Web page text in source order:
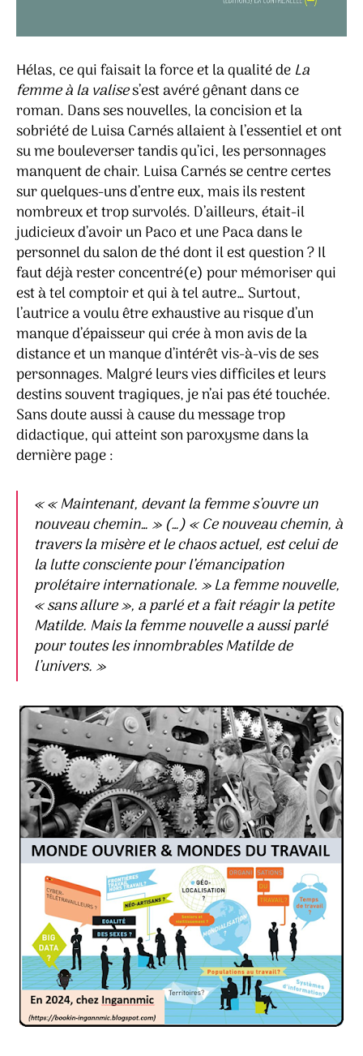
Hélas, ce qui faisait la force et la qualité de La
femme à la valises’est avéré gênant dans ce
roman. Dans ses nouvelles, la concision et la
sobriété de Luisa Carnés allaient à l’essentiel et ont
su me bouleverser tandis qu’ici, les personnages
manquent de chair. Luisa Carnés se centre certes
sur quelques-uns d’entre eux, mais ils restent
nombreux et trop survolés. D’ailleurs, était-il
judicieux d’avoir un Paco et une Paca dans le
personnel du salon de thé dont il est question ? Il
faut déjà rester concentré(e) pour mémoriser qui
est à tel comptoir et qui à tel autre… Surtout,
l’autrice a voulu être exhaustive au risque d’un
manque d’épaisseur qui crée à mon avis de la
distance et un manque d’intérêt vis-à-vis de ses
personnages. Malgré leurs vies difficiles et leurs
destins souvent tragiques, je n’ai pas été touchée.
Sans doute aussi à cause du message trop
didactique, qui atteint son paroxysme dans la
dernière page :
« « Maintenant, devant la femme s’ouvre un
nouveau chemin… » (…) « Ce nouveau chemin, à
travers la misère et le chaos actuel, est celui de
la lutte consciente pour l’émancipation
prolétaire internationale. » La femme nouvelle,
« sans allure », a parlé et a fait réagir la petite
Matilde. Mais la femme nouvelle a aussi parlé
pour toutes les innombrables Matilde de
l’univers. »